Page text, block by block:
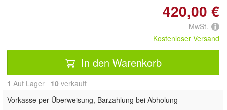
420,00 €
MwSt.
Kostenloser Versand
In den Warenkorb
1 Auf Lager 10 verkauft
Vorkasse per Überweisung, Barzahlung bei Abholung